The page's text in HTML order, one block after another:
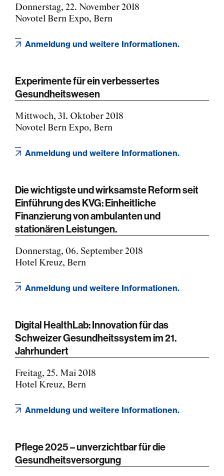
Donnerstag, 22. November 2018
Novotel Bern Expo, Bern
Anmeldung und weitere Informationen.
Experimente für ein verbessertes
Gesundheitswesen
Mittwoch, 31. Oktober 2018
Novotel Bern Expo, Bern
Anmeldung und weitere Informationen.
Die wichtigste und wirksamste Reform seit
Einführung des KVG: Einheitliche
Finanzierung von ambulanten und
stationären Leistungen.
Donnerstag, 06. September 2018
Hotel Kreuz, Bern
Anmeldung und weitere Informationen.
Digital HealthLab: Innovation für das
Schweizer Gesundheitssystem im 21.
Jahrhundert
Freitag, 25. Mai 2018
Hotel Kreuz, Bern
Anmeldung und weitere Informationen.
Pflege 2025 – unverzichtbar für die
Gesundheitsversorgung